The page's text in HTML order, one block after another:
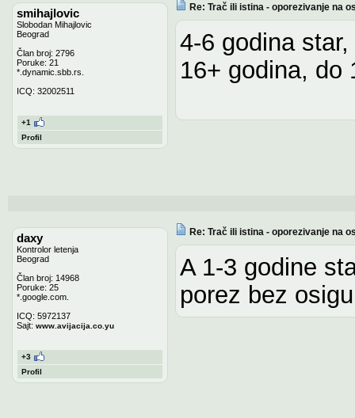
smihajlovic
Slobodan Mihajlovic
Beograd
Član broj: 2796
Poruke: 21
*.dynamic.sbb.rs.
ICQ: 32002511
+1
Profil
Re: Trač ili istina - oporezivanje na
4-6 godina
16+ godina, do
daxy
Kontrolor letenja
Beograd
Član broj: 14968
Poruke: 25
*.google.com.
ICQ: 5972137
Sajt: www.avijacija.co.yu
+3
Profil
Re: Trač ili istina - oporezivanje na
A 1-3 godine
porez bez